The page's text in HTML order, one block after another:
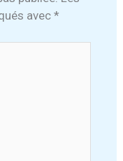
avec *